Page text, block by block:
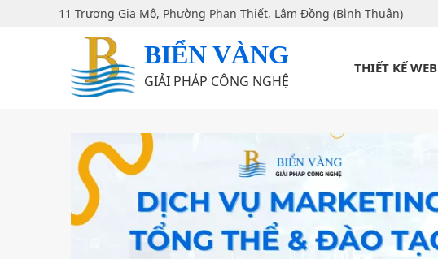
11 Trương Gia Mô, Phường Phan Thiết, Lâm Đồng (Bình Thuận)
BIỂN VÀNG
GIẢI PHÁP CÔNG NGHỆ
THIẾT KẾ WEB